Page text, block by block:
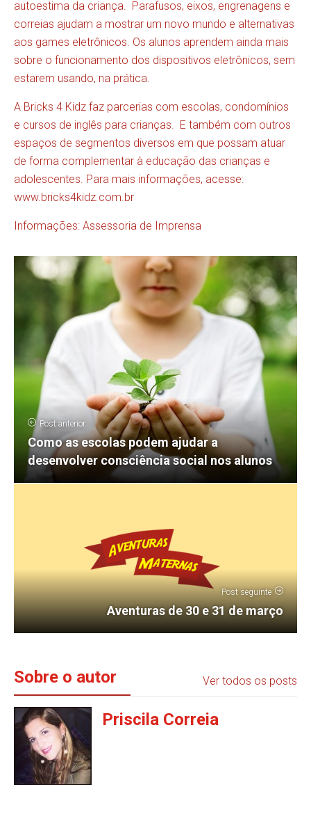
autoestima da criança. Parafusos, eixos, engrenagens e
correias ajudam a mostrar um novo mundo e alternativas
aos games eletrônicos. Os alunos aprendem ainda mais
sobre o funcionamento dos dispositivos eletrônicos, sem
estarem usando, na prática.
A Bricks 4 Kidz faz parcerias com escolas, condomínios
e cursos de inglês para crianças. E também com outros
espaços de segmentos diversos em que possam atuar
de forma complementar à educação das crianças e
adolescentes. Para mais informações, acesse:
www.bricks4kidz.com.br
Informações: Assessoria de Imprensa
Post anterior
Como as escolas podem ajudar a
desenvolver consciência social nos alunos
Post seguinte
Aventuras de 30 e 31 de março
Sobre o autor Ver todos os posts
Priscila Correia